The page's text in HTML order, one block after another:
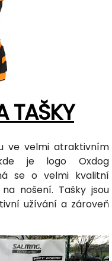
TAŠKY
ve velmi atraktivním
kde je logo Oxdog
se o velmi kvalitní
nošení. Tašky jsou
užívání a zároveň